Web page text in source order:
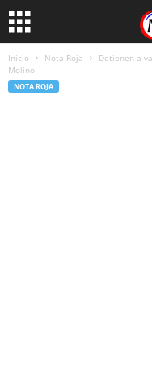
Inicio Nota Roja
Detienen a
Molino
NOTA ROJA